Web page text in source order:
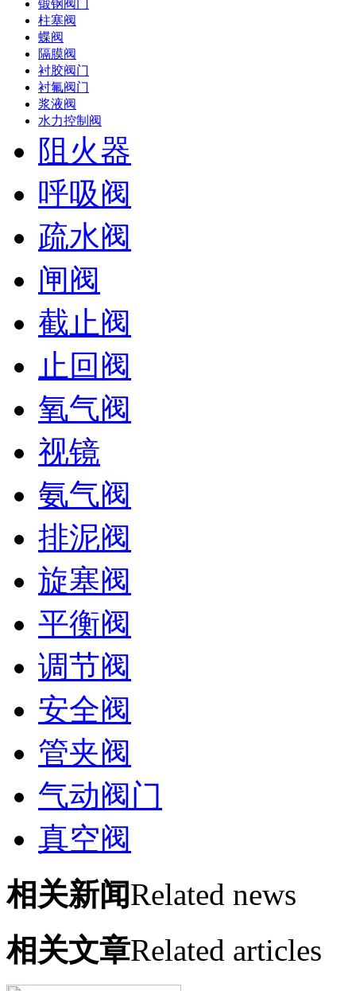
锻钢阀门
柱塞阀
蝶阀
隔膜阀
衬胶阀门
衬氟阀门
浆液阀
水力控制阀
阻火器
呼吸阀
疏水阀
闸阀
截止阀
止回阀
氧气阀
视镜
氨气阀
排泥阀
旋塞阀
平衡阀
调节阀
安全阀
管夹阀
气动阀门
真空阀
相关新闻Related news
相关文章Related articles